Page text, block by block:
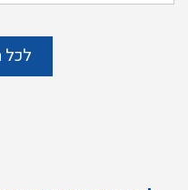
לכל